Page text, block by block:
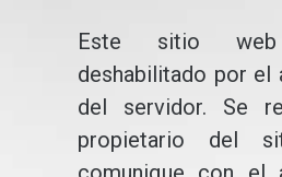
Este sitio
deshabilitado por el
del servidor. Se
propietario del